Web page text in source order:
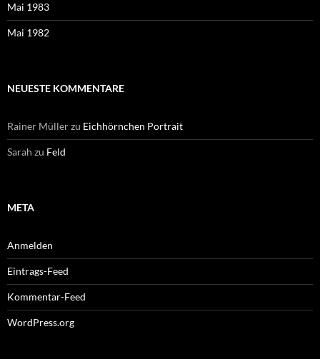
Mai 1983
Mai 1982
NEUESTE KOMMENTARE
Rainer Müllerzu Eichhörnchen Portrait
Sarah zu Feld
META
Anmelden
Eintrags-Feed
Kommentar-Feed
WordPress.org